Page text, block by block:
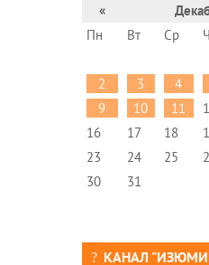
«
Пн
Вт Ср
2
3 4
9
10 11
16
17 18
23
24 25
30
31
КАНАЛ